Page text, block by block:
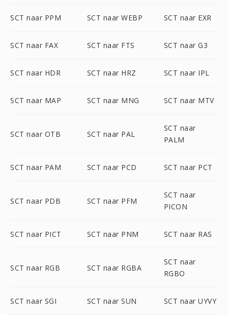
SCT naar PPM SCT naar WEBP SCT naar EXR
SCT naar FAX SCT naar FTS SCT naar G3
SCT naar HDR SCT naar HRZ SCT naar IPL
SCT naar MAP SCT naar MNG SCT naar MTV
SCT naar OTB SCT naar PAL
SCT naar
PALM
SCT naar PAM SCT naar PCD SCT naar PCT
SCT naar PDB SCT naar PFM
SCT naar
PICON
SCT naar PICT SCT naar PNM SCT naar RAS
SCT naar RGB SCT naar RGBA
SCT naar
RGBO
SCT naar SGI SCT naar SUN SCT naar UYVY